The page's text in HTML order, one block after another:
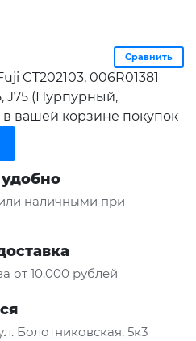
Сравнить
CT202103, 006R01381
J75 (Пурпурный,
в вашей корзине покупок
наличными при
от 10.000 рублей
Болотниковская, 5к3